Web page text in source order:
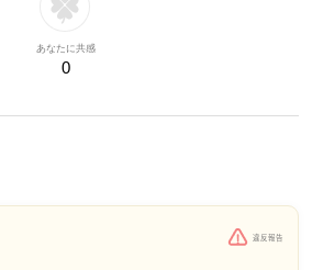
あなたに共感
0
違反報告